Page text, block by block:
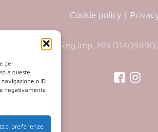
per
a queste
o ID
negativamente
preferenze
Cookie policy |
| Reg.Imp. MN